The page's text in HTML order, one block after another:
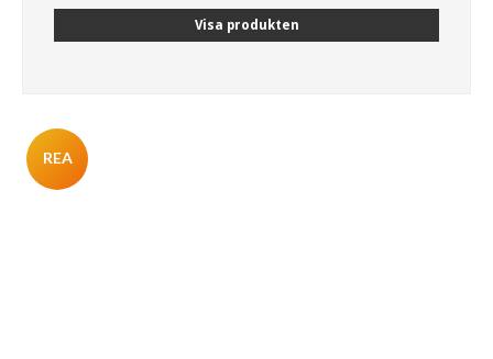
Visa produkten
REA